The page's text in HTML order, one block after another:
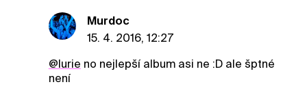
Murdoc
15. 4. 2016, 12:27
@lurie no nejlepší album asi ne :D ale šptné
není